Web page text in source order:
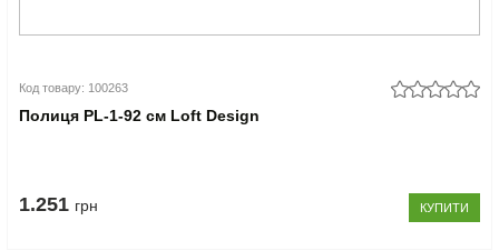
Код товару: 100263
Полиця PL-1-92 см Loft Design
1.251 грн КУПИТИ